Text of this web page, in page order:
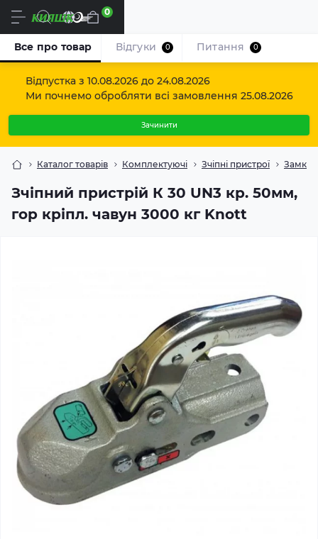
Відпустка з 10.08.2026 до 24.08.2026
Ми почнемо обробляти всі замовлення 25.08.2026
Зачинити
Uk 0
Каталог товарів Комплектуючі Зчіпні пристрої
Зчіпний пристрій К 30 UN3 кр. 50мм,
гор кріпл. чавун 3000 кг Knott
Все про товар Відгуки 0 Питання 0